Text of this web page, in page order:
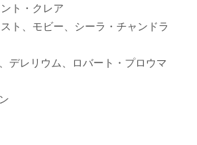
ト・クレア
ト、モビー、シーラ・チャンドラ
リウム、ロバート・プロウマ